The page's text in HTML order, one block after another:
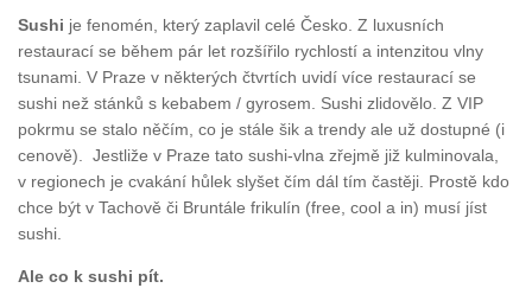
Sushi je fenomén, který zaplavil celé Česko. Z luxusních
restaurací se během pár let rozšířilo rychlostí a intenzitou vlny
tsunami. V Praze v některých čtvrtích uvidí více restaurací se
sushi než stánků s kebabem / gyrosem. Sushi zlidovělo. Z VIP
pokrmu se stalo něčím, co je stále šik a trendy ale už dostupné (i
cenově). Jestliže v Praze tato sushi-vlna zřejmě již kulminovala,
v regionech je cvakání hůlek slyšet čím dál tím častěji. Prostě kdo
chce být v Tachově či Bruntále frikulín (free, cool a in) musí jíst
sushi.
Ale co k sushi pít.